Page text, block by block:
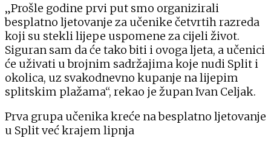
„Prošle godine prvi put smo organizirali
besplatno ljetovanje za učenike četvrtih razreda
koji su stekli lijepe uspomene za cijeli život.
Siguran sam da će tako biti i ovoga ljeta, a učenici
će uživati u brojnim sadržajima koje nudi Split i
okolica, uz svakodnevno kupanje na lijepim
splitskim plažama“, rekao je župan Ivan Celjak.
Prva grupa učenika kreće na besplatno ljetovanje
u Split već krajem lipnja